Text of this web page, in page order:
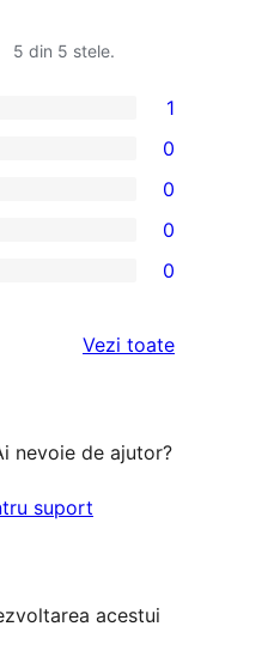
5 din 5 stele.
1
0
0
0
0
Vezi toaterecenziile
nevoie de ajutor?
suport
acestui